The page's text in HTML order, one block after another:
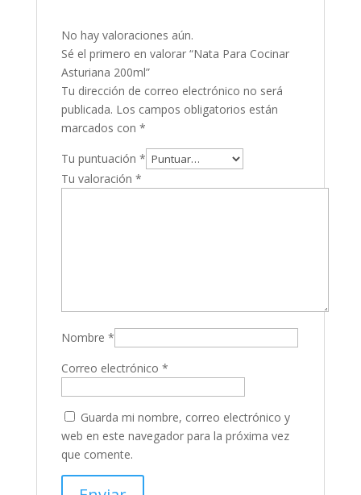
No hay valoraciones aún.
Sé el primero en valorar “Nata Para Cocinar
Asturiana 200ml”
Tu dirección de correo electrónico no será
publicada. Los campos obligatorios están
marcados con *
Tu puntuación *
Tu valoración *
Nombre *
Correo electrónico *
Guarda mi nombre, correo electrónico y
web en este navegador para la próxima vez
que comente.